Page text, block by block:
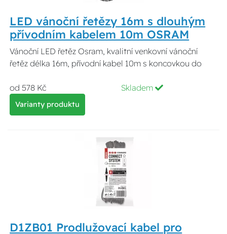
LED vánoční řetězy 16m s dlouhým
přívodním kabelem 10m OSRAM
Vánoční LED řetěz Osram, kvalitní venkovní vánoční
řetěz délka 16m, přívodní kabel 10m s koncovkou do
od 578 Kč Skladem
Varianty produktu
D1ZB01 Prodlužovací kabel pro